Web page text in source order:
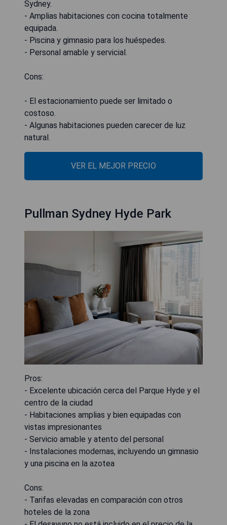
Sydney.
- Amplias habitaciones con cocina totalmente
equipada.
- Piscina y gimnasio para los huéspedes.
- Personal amable y servicial.
Cons:
- El estacionamiento puede ser limitado o
costoso.
- Algunas habitaciones pueden carecer de luz
natural.
VER EL MEJOR PRECIO
Pullman Sydney Hyde Park
Pros:
- Excelente ubicación cerca del Parque Hyde y el
centro de la ciudad
- Habitaciones amplias y bien equipadas con
vistas impresionantes
- Servicio amable y atento del personal
- Instalaciones modernas, incluyendo un gimnasio
y una piscina en la azotea
Cons:
- Tarifas elevadas en comparación con otros
hoteles de la zona